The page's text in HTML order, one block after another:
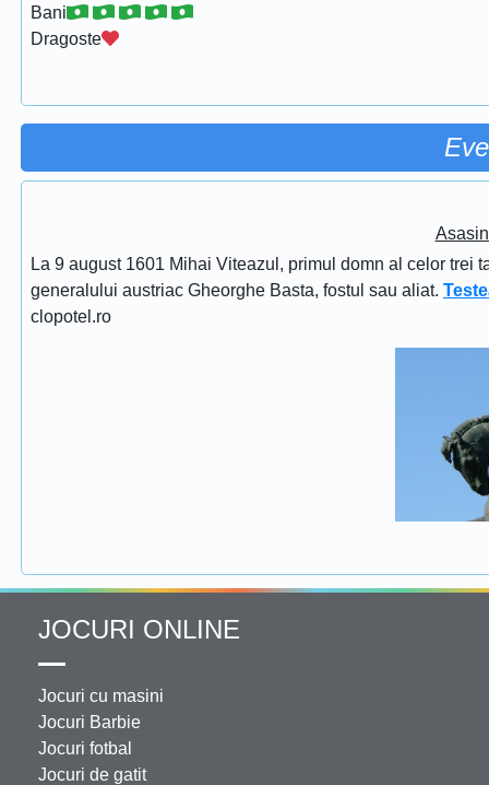
Bani
Dragoste
La 9 august 1601 Mihai Viteazul, primul domn al celor trei
generalului austriac Gheorghe Basta, fostul sau aliat.
clopotel.ro
JOCURI ONLINE
Jocuri cu masini
Jocuri Barbie
Jocuri fotbal
Jocuri de gatit